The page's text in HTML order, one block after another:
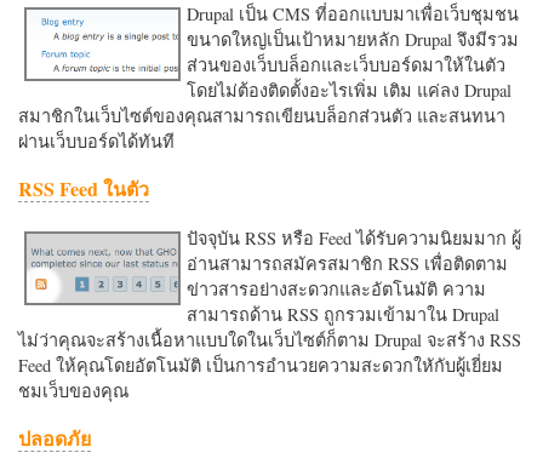
Drupal เป็น CMS ที่ออกแบบมาเพื่อเว็บชุมชน
ขนาดใหญ่เป็นเป้าหมายหลัก Drupal จึงมีรวม
ส่วนของเว็บบล็อกและเว็บบอร์ดมาให้ในตัว
โดยไม่ต้องติดตั้งอะไรเพิ่ม เติม แค่ลง Drupal
สมาชิกในเว็บไซต์ของคุณสามารถเขียนบล็อกส่วนตัว และสนทนา
ผ่านเว็บบอร์ดได้ทันที
RSS Feed ในตัว
ปัจจุบัน RSS หรือ Feed ได้รับความนิยมมาก ผู้
อ่านสามารถสมัครสมาชิก RSS เพื่อติดตาม
ข่าวสารอย่างสะดวกและอัตโนมัติ ความ
สามารถด้าน RSS ถูกรวมเข้ามาใน Drupal
ไม่ว่าคุณจะสร้างเนื้อหาแบบใดในเว็บไซต์ก็ตาม Drupal จะสร้าง RSS
Feed ให้คุณโดยอัตโนมัติ เป็นการอำนวยความสะดวกใหักับผู้เยี่ยม
ชมเว็บของคุณ
ปลอดภัย